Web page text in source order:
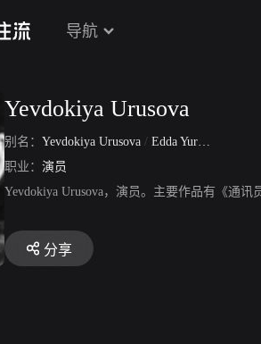
导航
Yevdokiya Urusova
别名： Yevdokiya Urusova / Edda Yuryevna Urusova
职业： 演员
Yevdokiya Urusova，演员。主要作品有《通
分享